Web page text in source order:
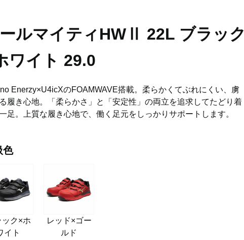
ルマイティHWⅡ 22L ブラック
ワイト 29.0
Enerzy×U4icXのFOAMWAVE搭載。柔らかくてぶれにくい、虜
履き心地。「柔らかさ」と「安定性」の両立を追求してたどり着
足。上質な履き心地で、働く足元をしっかりサポートします。
色
ック×ホ
イト
レッド×ゴー
ルド